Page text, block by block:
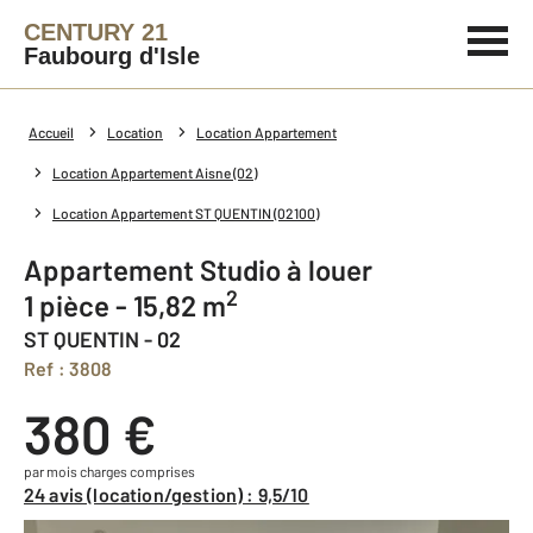
CENTURY 21
Faubourg d'Isle
Accueil Location Location Appartement
Location Appartement Aisne (02)
Location Appartement ST QUENTIN (02100)
Appartement Studio à louer
1 pièce - 15,82 m2
ST QUENTIN - 02
Ref : 3808
380 €
par mois charges comprises
24 avis (location/gestion) : 9,5/10